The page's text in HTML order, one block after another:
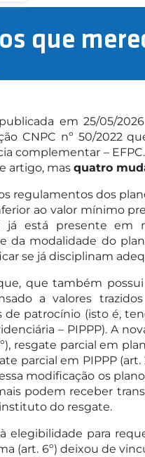
que
em 25/05/
CNPC nº 50/2022
complementar –
artigo, mas quatro
regulamentos dos
ao valor mínimo
já está presente em
da modalidade do
se já disciplinam
que também possui
a valores
de patrocínio (isto é,
– PIPPP). A
resgate parcial em
parcial em PIPPP
modificação os
podem receber
do resgate.
elegibilidade para
(art. 6º) deixou de